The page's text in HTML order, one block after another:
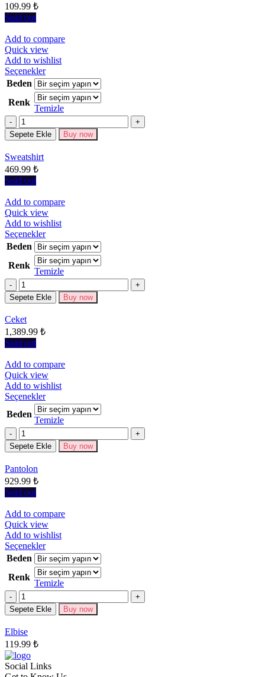
109.99 ₺
Sold out
Add to compare
Quick view
Add to wishlist
SeçeneklerBu
ürünün
birden
fazla
varyasyonu
Seçenekler
Beden
Renk
Temizle
Miktar
Sepete Ekle Buy now
Sweatshirt
469.99 ₺
Sold out
Add to compare
Quick view
Add to wishlist
SeçeneklerBu
ürünün
birden
fazla
varyasyonu
Seçenekler
seçilebilir
Beden
Renk
Temizle
Miktar
Sepete Ekle Buy now
Ceket
1,389.99 ₺
Sold out
Add to compare
Quick view
Add to wishlist
SeçeneklerBu
ürünün
birden
fazla
varyasyonu
var.
Beden
Temizle
Miktar
Sepete Ekle Buy now
Pantolon
929.99 ₺
Sold out
Add to compare
Quick view
Add to wishlist
SeçeneklerBu
ürünün
birden
fazla
varyasyonu
Seçenekler
Beden
Renk
Temizle
Miktar
Sepete Ekle Buy now
Elbise
119.99 ₺
Social Links